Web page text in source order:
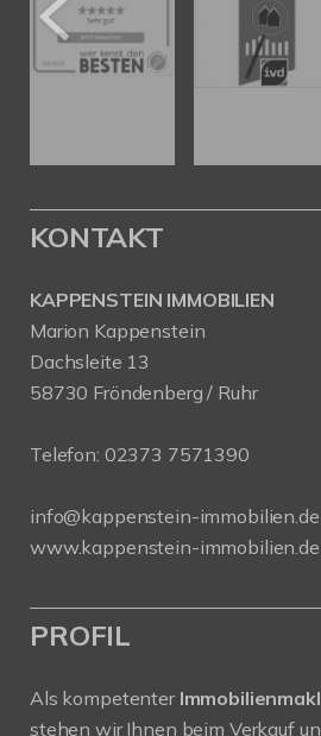
KONTAKT
KAPPENSTEIN IMMOBILIEN
Marion Kappenstein
Dachsleite 13
58730 Fröndenberg / Ruhr
Telefon: 02373 7571390
info@kappenstein-immobilien.de
www.kappenstein-immobilien.de
PROFIL
Als kompetenter
stehen wir Ihnen beim Verkauf